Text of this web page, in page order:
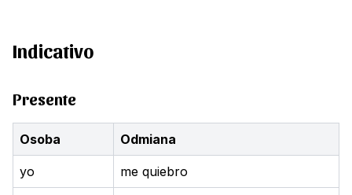
Indicativo
Presente
Osoba Odmiana
yo me quiebro